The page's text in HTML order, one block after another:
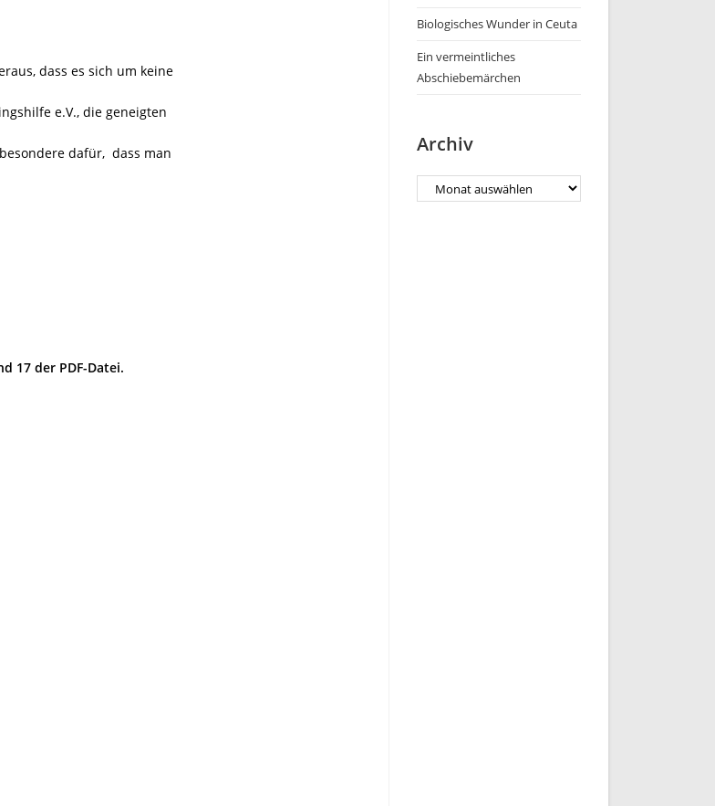
dass es sich um keine
e.V., die geneigten
dafür, dass man
17 der PDF-Datei.
Biologisches Wunder in Ceuta
Ein vermeintliches
Abschiebemärchen
Archiv
Archiv